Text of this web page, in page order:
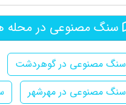
سنگ مصنوعی در محله
سنگ مصنوعی در گوهردشت
سنگ مصنوعی در مهرشهر